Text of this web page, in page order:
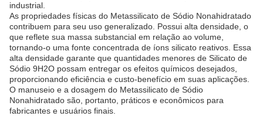
industrial.
As propriedades físicas do Metassilicato de Sódio Nonahidratado
contribuem para seu uso generalizado. Possui alta densidade, o
que reflete sua massa substancial em relação ao volume,
tornando-o uma fonte concentrada de íons silicato reativos. Essa
alta densidade garante que quantidades menores de Silicato de
Sódio 9H2O possam entregar os efeitos químicos desejados,
proporcionando eficiência e custo-benefício em suas aplicações.
O manuseio e a dosagem do Metassilicato de Sódio
Nonahidratado são, portanto, práticos e econômicos para
fabricantes e usuários finais.